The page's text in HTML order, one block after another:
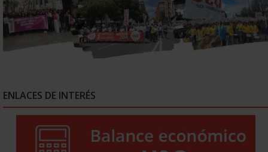
ENLACES DE INTERÉS